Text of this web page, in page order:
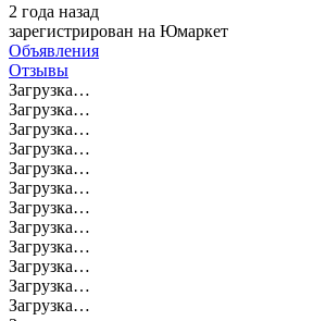
2 года назад
зарегистрирован на Юмаркет
Объявления
Отзывы
Загрузка…
Загрузка…
Загрузка…
Загрузка…
Загрузка…
Загрузка…
Загрузка…
Загрузка…
Загрузка…
Загрузка…
Загрузка…
Загрузка…